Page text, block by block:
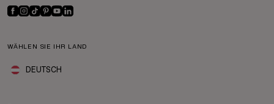
WÄHLEN SIE IHR LAND
DEUTSCH